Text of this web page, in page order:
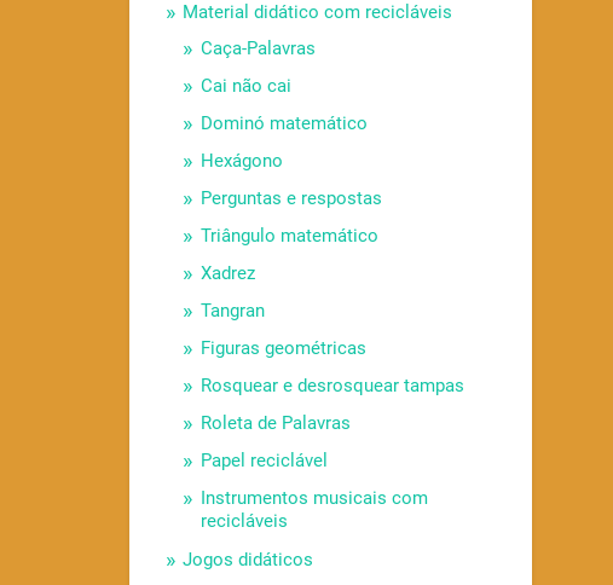
Material didático com recicláveis
Caça-Palavras
Cai não cai
Dominó matemático
Hexágono
Perguntas e respostas
Triângulo matemático
Xadrez
Tangran
Figuras geométricas
Rosquear e desrosquear tampas
Roleta de Palavras
Papel reciclável
Instrumentos musicais com
recicláveis
Jogos didáticos